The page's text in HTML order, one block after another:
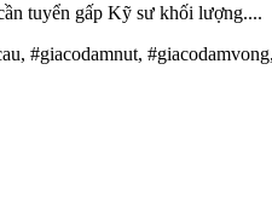
tuyển gấp Kỹ sư khối lượng....
#giacodamnut,